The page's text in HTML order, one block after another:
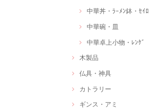
中華丼・ﾗｰﾒﾝ鉢・ｾｲﾛ
中華碗・皿
中華卓上小物・ﾚﾝｹﾞ
木製品
仏具・神具
カトラリー
ギンス・アミ